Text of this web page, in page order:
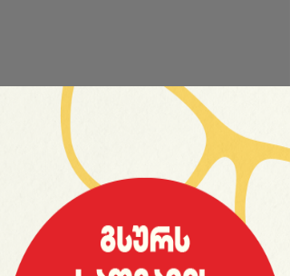
საიტის სრული ვერსია
© 2008 იანვარი, «მსოფლიო სპორტი»
ვებ-გვერდ WORLDSPORT.GE-ს ინფორმაციებისა და
ფოტომასალის გამოყენება, რედაქციასთან
შეთანხმების გარეშე, აკრძალულია!